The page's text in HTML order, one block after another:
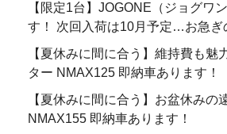
【限定1台】JOGONE（ジョグワ
す！ 次回入荷は10月予定…お急ぎ
【夏休みに間に合う】維持費も魅
ター NMAX125 即納車あります！
【夏休みに間に合う】お盆休みの
NMAX155 即納車あります！